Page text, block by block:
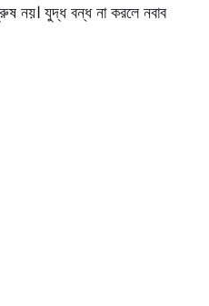
নয়। যুদ্ধ বন্ধ না করলে নবাব